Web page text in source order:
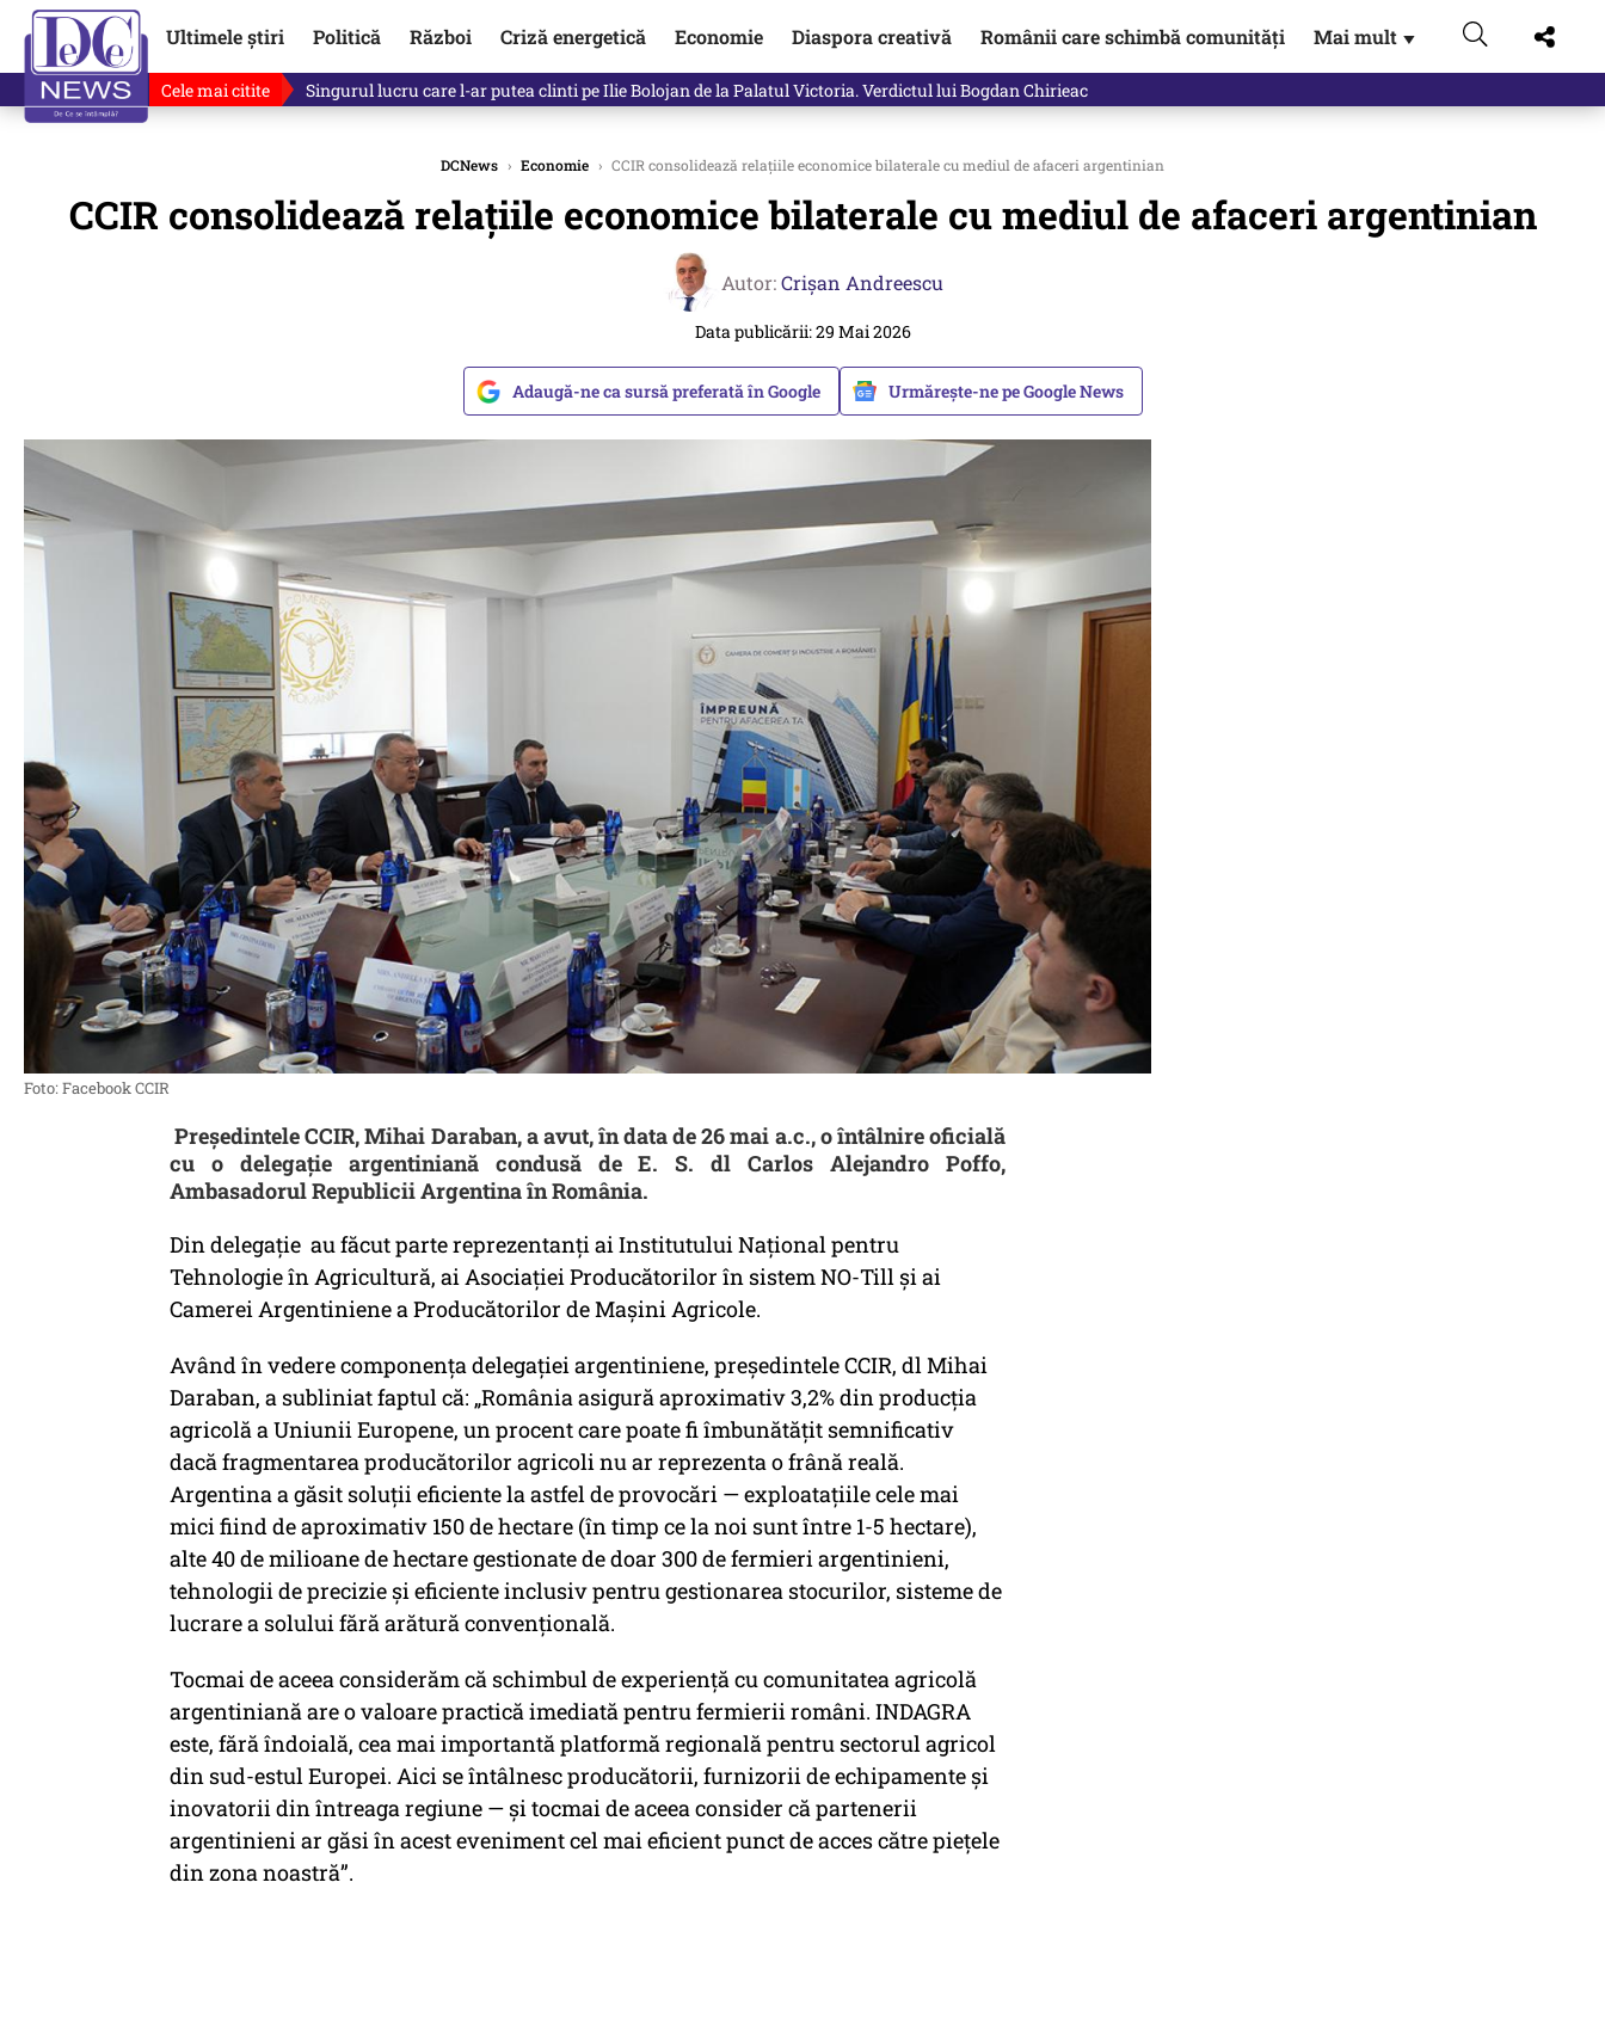
Ultimele știri Politică Război Criză energetică Economie Diaspora creativă Românii care schimbă comunități Mai mult ▼
Cele mai citite Singurul lucru care l-ar putea clinti pe Ilie Bolojan de la Palatul Victoria. Verdictul lui Bogdan Chirieac
DCNews › Economie › CCIR consolidează relațiile economice bilaterale cu mediul de afaceri argentinian
CCIR consolidează relațiile economice bilaterale cu mediul de afaceri argentinian
Autor:Crişan Andreescu
Data publicării: 29 Mai 2026
Adaugă-ne ca sursă preferată în Google Urmărește-ne pe Google News
Foto: Facebook CCIR
Președintele CCIR, Mihai Daraban, a avut, în data de 26 mai a.c., o întâlnire oficială
cu o delegație argentiniană condusă de E. S. dl Carlos Alejandro Poffo,
Ambasadorul Republicii Argentina în România.
Din delegație au făcut parte reprezentanți ai Institutului Național pentru
Tehnologie în Agricultură, ai Asociației Producătorilor în sistem NO-Till și ai
Camerei Argentiniene a Producătorilor de Mașini Agricole.
Având în vedere componența delegației argentiniene, președintele CCIR, dl Mihai
Daraban, a subliniat faptul că: „România asigură aproximativ 3,2% din producția
agricolă a Uniunii Europene, un procent care poate fi îmbunătățit semnificativ
dacă fragmentarea producătorilor agricoli nu ar reprezenta o frână reală.
Argentina a găsit soluții eficiente la astfel de provocări — exploatațiile cele mai
mici fiind de aproximativ 150 de hectare (în timp ce la noi sunt între 1-5 hectare),
alte 40 de milioane de hectare gestionate de doar 300 de fermieri argentinieni,
tehnologii de precizie și eficiente inclusiv pentru gestionarea stocurilor, sisteme de
lucrare a solului fără arătură convențională.
Tocmai de aceea considerăm că schimbul de experiență cu comunitatea agricolă
argentiniană are o valoare practică imediată pentru fermierii români. INDAGRA
este, fără îndoială, cea mai importantă platformă regională pentru sectorul agricol
din sud-estul Europei. Aici se întâlnesc producătorii, furnizorii de echipamente și
inovatorii din întreaga regiune — și tocmai de aceea consider că partenerii
argentinieni ar găsi în acest eveniment cel mai eficient punct de acces către piețele
din zona noastră”.